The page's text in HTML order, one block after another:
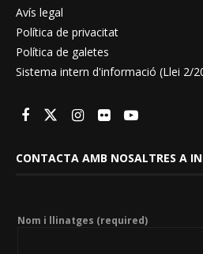
Avís legal
Política de privacitat
Política de galetes
Sistema intern d'informació (Llei 2/
CONTACTA AMB NOSALTRES A
Nom i llinatges (required)